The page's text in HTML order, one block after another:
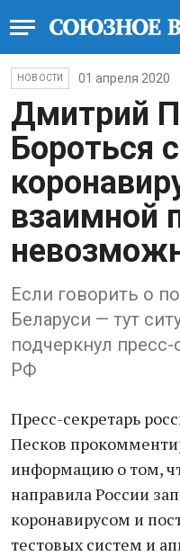
НОВОСТИ 01 апреля 2020
Дмитрий
Бороться с
взаимной
Если говорить о
Беларуси — тут
подчеркнул
РФ
Пресс-секретарь
Песков
информацию о том,
направила России
коронавирусом и
тестовых систем и